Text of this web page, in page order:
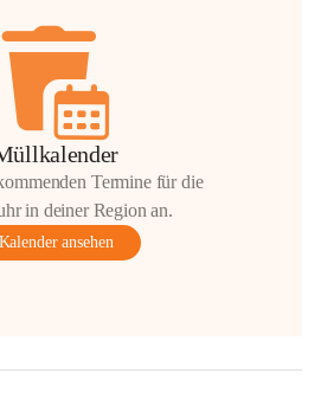
Termine für die
in deiner Region an.
Kalender ansehen